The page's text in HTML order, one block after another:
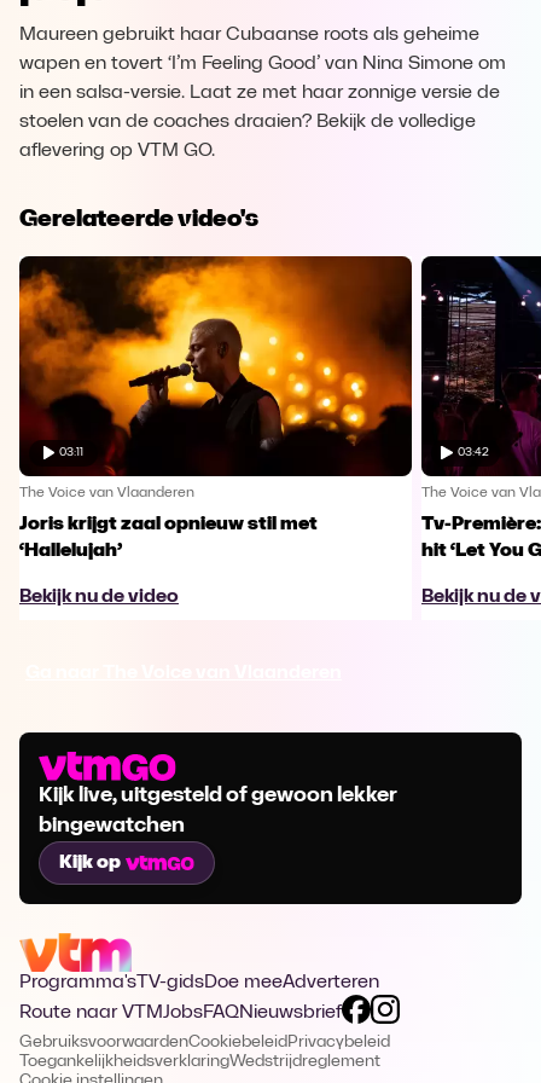
Maureen gebruikt haar Cubaanse roots als geheime
wapen en tovert ‘I’m Feeling Good’ van Nina Simone om
in een salsa-versie. Laat ze met haar zonnige versie de
stoelen van de coaches draaien? Bekijk de volledige
aflevering op VTM GO.
Gerelateerde video's
03:11
The Voice van Vlaanderen
Joris krijgt zaal opnieuw stil met
‘Hallelujah’
Bekijk nu de video
03:42
The Voice van
Tv-
hit ‘Let You
Bekijk nu de
Kijk live, uitgesteld of gewoon lekker
bingewatchen
Kijk op
Programma's TV-gidsDoe meeAdverteren
Route naar VTMJobsFAQNieuwsbrief
GebruiksvoorwaardenCookiebeleid Privacybeleid
ToegankelijkheidsverklaringWedstrijdreglement